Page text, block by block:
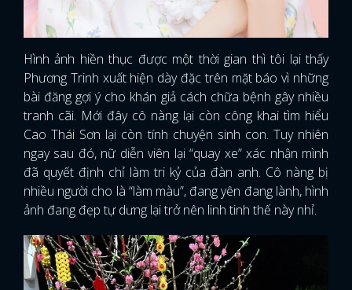
Hình ảnh hiền thục được một thời gian thì tôi lại thấy
Phương Trinh xuất hiện dày đặc trên mặt báo vì những
bài đăng gợi ý cho khán giả cách chữa bệnh gây nhiều
tranh cãi. Mới đây cô nàng lại còn công khai tìm hiểu
Cao Thái Sơn lại còn tính chuyện sinh con. Tuy nhiên
ngay sau đó, nữ diễn viên lại “quay xe” xác nhận mình
đã quyết định chỉ làm tri kỷ của đàn anh. Cô nàng bị
nhiều người cho là “làm màu”, đang yên đang lành, hình
ảnh đang đẹp tự dưng lại trở nên linh tinh thế này nhỉ.